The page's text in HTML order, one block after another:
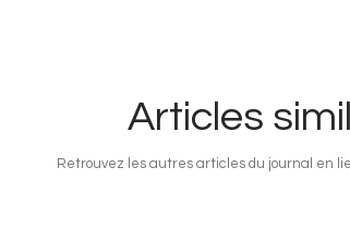
Articles
Retrouvez les autres articles du journal en